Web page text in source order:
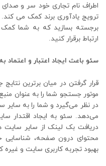
اطراف نام تجاری خود سر و صدای
ترویج یادآوری برند کمک می
برجسته بسازید که به شما
ارتباط برقرار کنید.
سئو باعث ایجاد اعتبار و اعتماد
قرار گرفتن در میان برترین
موتور جستجو شما را به عنوان
در نظر می‌گیرد و شما را به سایر
می‌دهد. سئو به ایجاد اقتدار
دریافت بک لینک از سایر سایت
محتوای درون صفحه،
بهبود تجربه کاربری سایت و